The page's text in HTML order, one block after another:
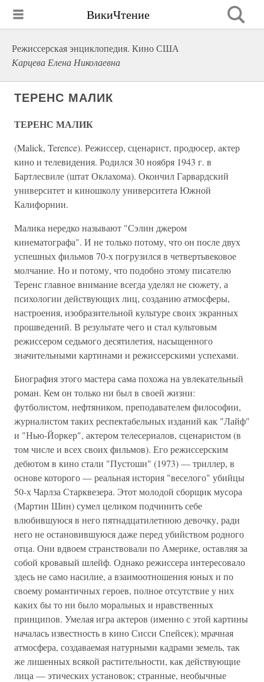
ВикиЧтение
Режиссерская энциклопедия. Кино США
Карцева Елена Николаевна
ТЕРЕНС МАЛИК
ТЕРЕНС МАЛИК
(Malick, Terence). Режиссер, сценарист, продюсер, актер
кино и телевидения. Родился 30 ноября 1943 г. в
Бартлесвиле (штат Оклахома). Окончил Гарвардский
университет и киношколу университета Южной
Калифорнии.
Малика нередко называют "Сэлин джером
кинематографа". И не только потому, что он после двух
успешных фильмов 70-х погрузился в четвертьвековое
молчание. Но и потому, что подобно этому писателю
Теренс главное внимание всегда уделял не сюжету, а
психологии действующих лиц, созданию атмосферы,
настроения, изобразительной культуре своих экранных
прошведений. В результате чего и стал культовым
режиссером седьмого десятилетия, насыщенного
значительными картинами и режиссерскими успехами.
Биография этого мастера сама похожа на увлекательный
роман. Кем он только ни был в своей жизни:
футболистом, нефтяником, преподавателем философии,
журналистом таких респектабельных изданий как "Лайф"
и "Нью-Йоркер", актером телесериалов, сценаристом (в
том числе и всех своих фильмов). Его режиссерским
дебютом в кино стали "Пустоши" (1973) — триллер, в
основе которого — реальная история "веселого" убийцы
50-х Чарлза Старквезера. Этот молодой сборщик мусора
(Мартин Шин) сумел целиком подчинить себе
влюбившуюся в него пятнадцатилетнюю девочку, ради
него не остановившуюся даже перед убийством родного
отца. Они вдвоем странствовали по Америке, оставляя за
собой кровавый шлейф. Однако режиссера интересовало
здесь не само насилие, а взаимоотношения юных и по
своему романтичных героев, полное отсутствие у них
каких бы то ни было моральных и нравственных
принципов. Умелая игра актеров (именно с этой картины
началась известность в кино Сисси Спейсек); мрачная
атмосфера, создаваемая натурными кадрами земель, так
же лишенных всякой растительности, как действующие
лица — этических установок; странные, необычные